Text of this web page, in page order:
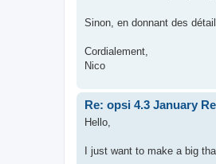
Sinon, en donnant des
Cordialement,
Nico
Re: opsi 4.3 January
Hello,
I just want to make a big